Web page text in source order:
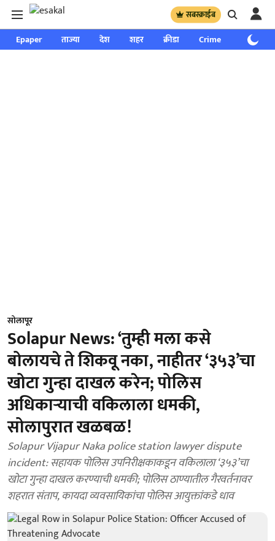
सबस्क्राईब
Epaper ताज्या देश शहर क्रीडा Crime साप्ताहिक
सोलापूर
Solapur News: ‘तुम्ही मला कसे
बोलायचे ते शिकवू नका, नाहीतर ‘३५३’चा
खोटा गुन्हा दाखल करेन; पोलिस
अधिकाऱ्याची वकिलाला धमकी,
सोलापुरात खळबळ!
Solapur Vijapur Naka police station lawyer dispute
incident: सहायक पोलिस उपनिरीक्षकाकडून वकिलाला ‘३५३’चा
खोटा गुन्हा दाखल करण्याची धमकी; पोलिस ठाण्यातील गैरवर्तनावर
शहरात संताप, कायदा व्यवसायिकांचा पोलिस आयुक्तांकडे धाव